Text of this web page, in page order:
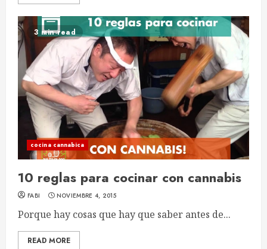
3 min read
cocina cannabica
10 reglas para cocinar con cannabis
FABI NOVIEMBRE 4, 2015
Porque hay cosas que hay que saber antes de...
READ MORE